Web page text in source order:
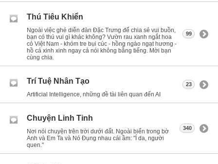
Thú Tiêu Khiển
Ngoài việc ghé diễn đàn Đặc Trưng để chia sẻ vui buồn,
bạn có thú vui gì khác không? Vườn rau xanh ngắt hoa
cỏ Việt Nam - khóm tre bụi cúc - hồng ngào ngạt hương -
hồ cá xinh xinh ngay cả nói không bằng tiếng. Mời bạn
cùng chia.
99
Trí Tuệ Nhân Tạo
Artificial Intelligence, những đề tài liên quan đến AI
23
Chuyện Linh Tinh
Nơi nói chuyện trên trời dưới đất. Ngoài biển trong bờ
Anh và Em Ta và Nó Đụng nhau cái ầm: "Í da, người
quen."
340